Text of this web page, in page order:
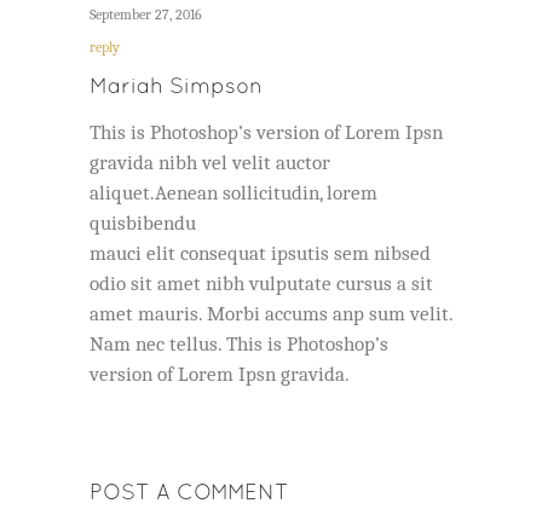
September 27, 2016
reply
Mariah Simpson
This is Photoshop’s version of Lorem Ipsn
gravida nibh vel velit auctor
aliquet.Aenean sollicitudin, lorem
quisbibendu
mauci elit consequat ipsutis sem nibsed
odio sit amet nibh vulputate cursus a sit
amet mauris. Morbi accums anp sum velit.
Nam nec tellus. This is Photoshop’s
version of Lorem Ipsn gravida.
POST A COMMENT